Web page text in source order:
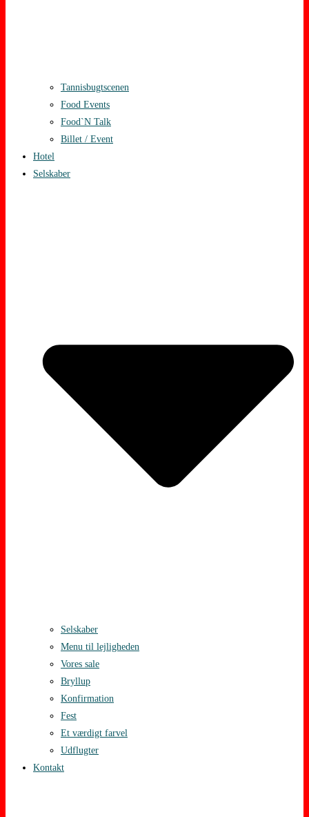
Tannisbugtscenen
Food Events
Food`N Talk
Billet / Event
Hotel
Selskaber
Selskaber
Menu til lejligheden
Vores sale
Bryllup
Konfirmation
Fest
Et værdigt farvel
Udflugter
Kontakt